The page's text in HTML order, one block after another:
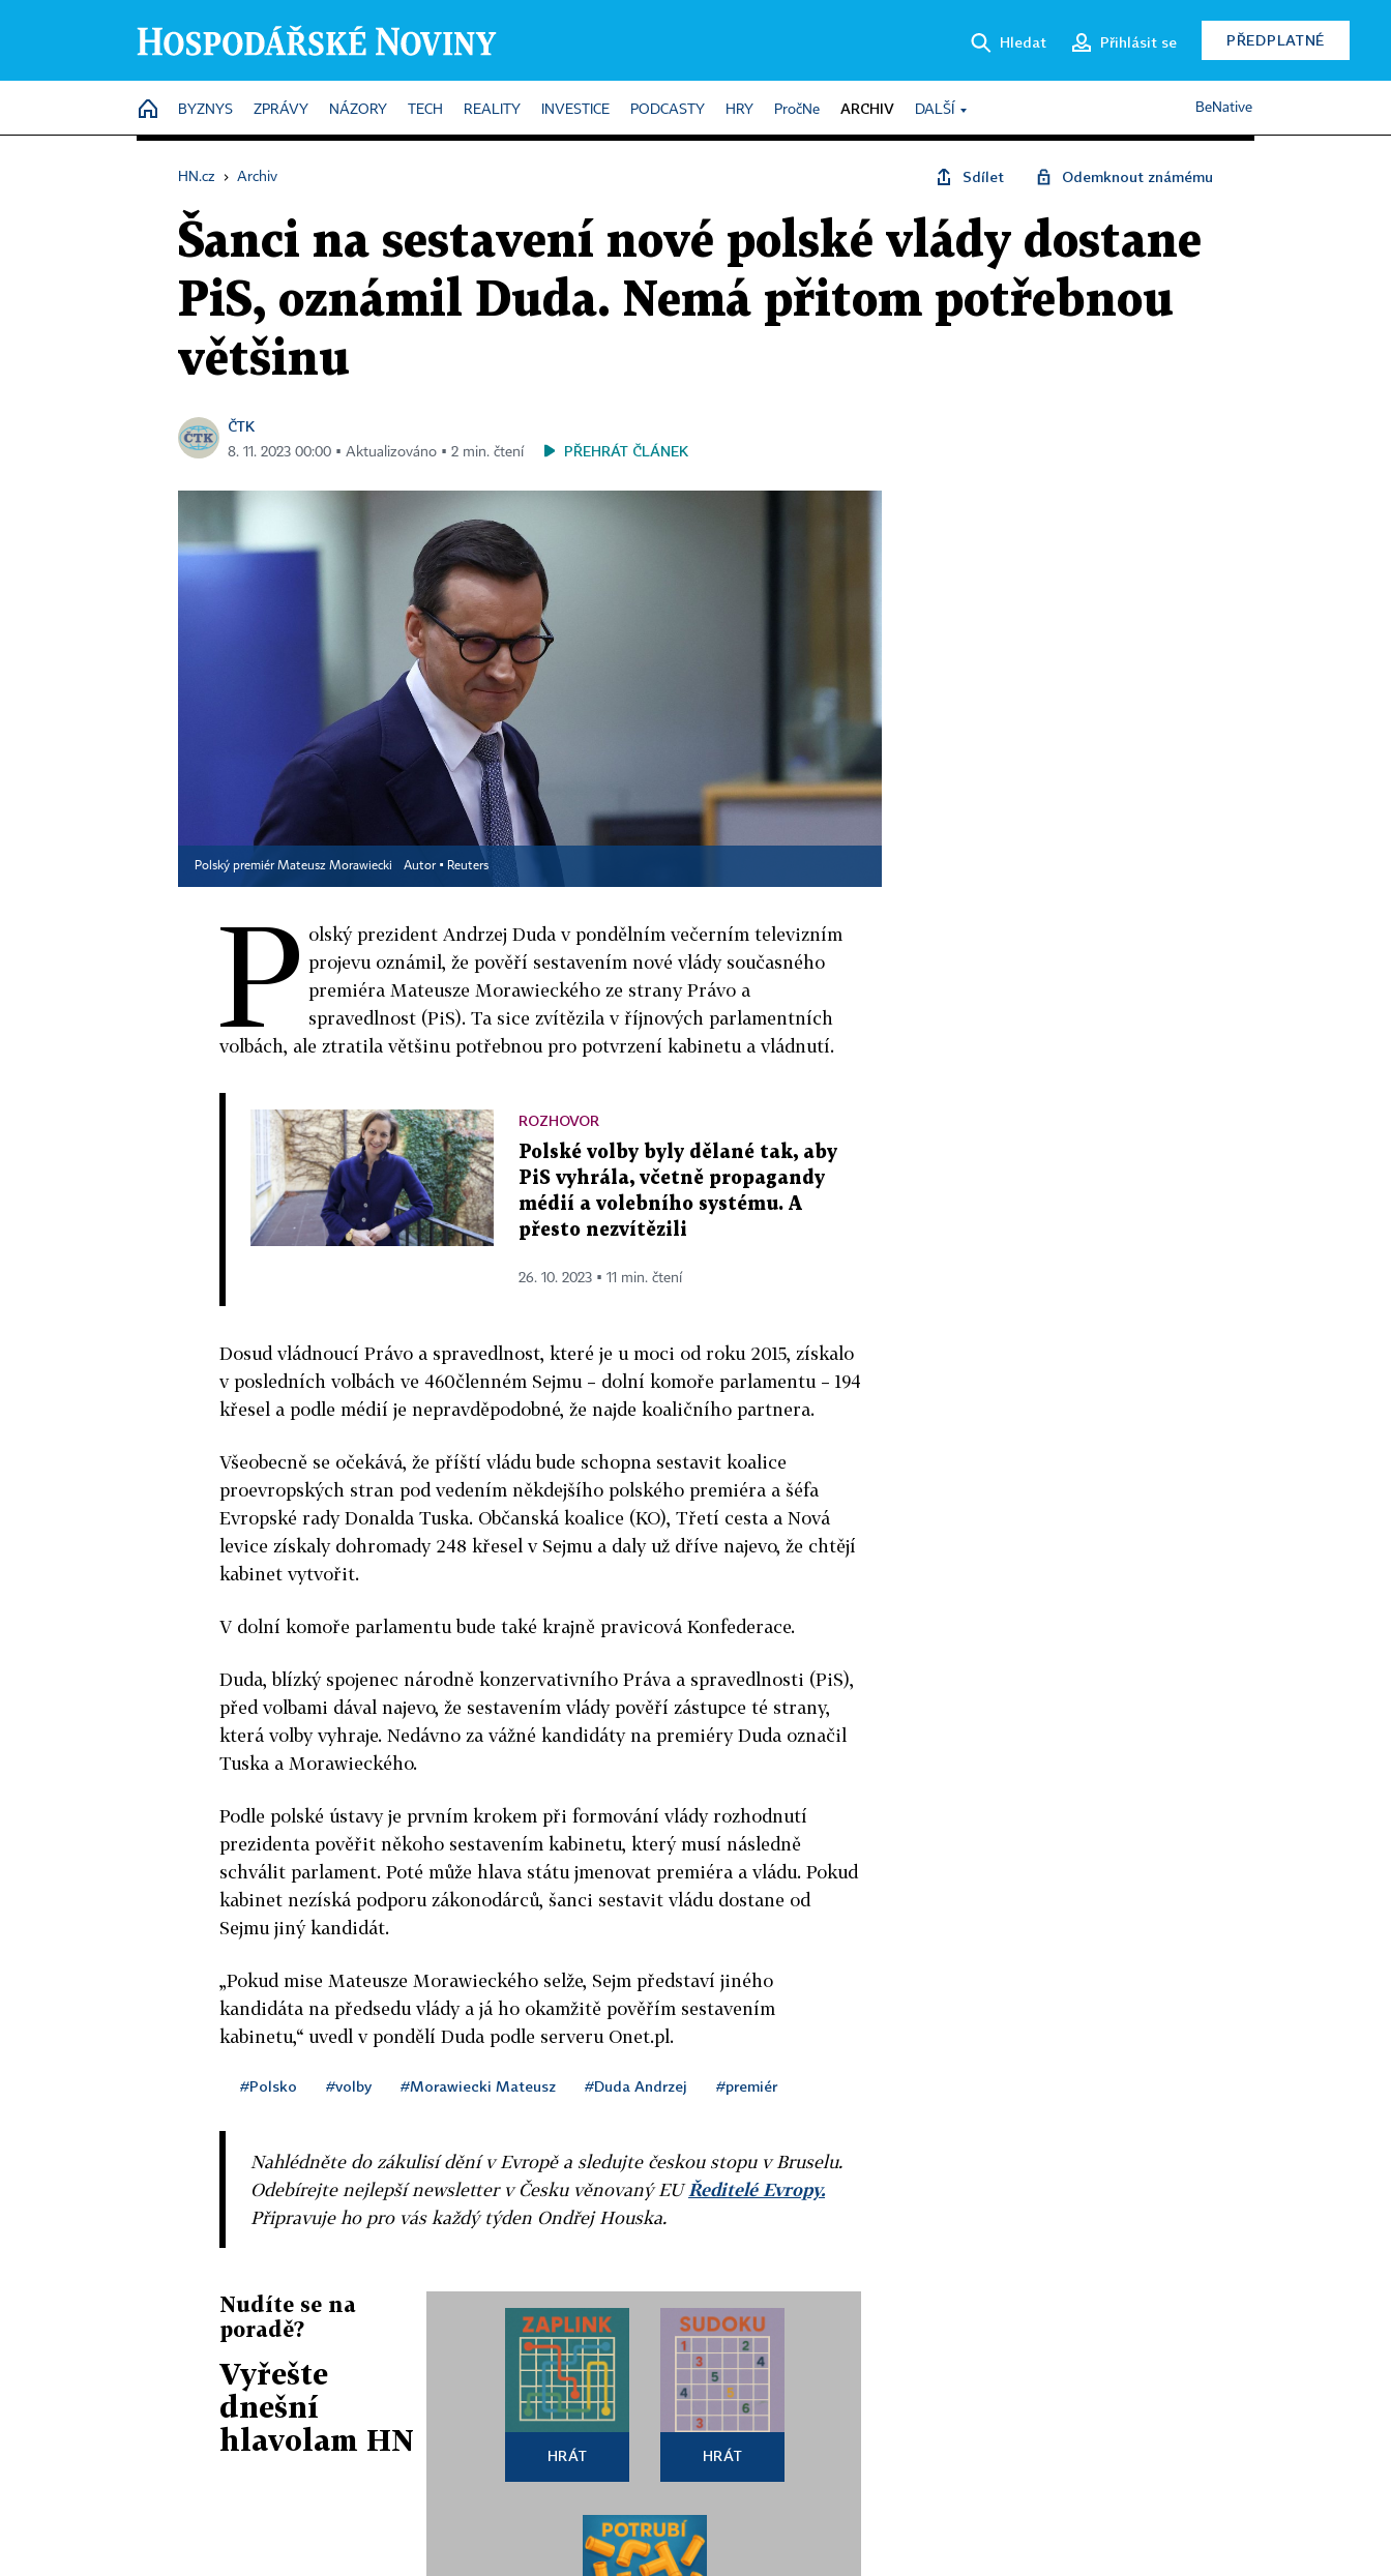
Hledat Přihlásit se PŘEDPLATNÉ
HOME
BYZNYS ZPRÁVY NÁZORY TECH REALITY INVESTICE PODCASTY HRY PročNe ARCHIV DALŠÍ BeNative
HN.cz › Archiv Sdílet Odemknout známému
Šanci na sestavení nové polské vlády dostane
PiS, oznámil Duda. Nemá přitom potřebnou
většinu
ČTK
8. 11. 2023 00:00 ▪ Aktualizováno ▪ 2 min. čtení PŘEHRÁT ČLÁNEK
Polský premiér Mateusz Morawiecki Autor ▪ Reuters
P olský prezident Andrzej Duda v pondělním večerním televizním
projevu oznámil, že pověří sestavením nové vlády současného
premiéra Mateusze Morawieckého ze strany Právo a
spravedlnost (PiS). Ta sice zvítězila v říjnových parlamentních
volbách, ale ztratila většinu potřebnou pro potvrzení kabinetu a vládnutí.
ROZHOVOR
Polské volby byly dělané tak, aby
PiS vyhrála, včetně propagandy
médií a volebního systému. A
přesto nezvítězili
26. 10. 2023 ▪ 11 min. čtení
Dosud vládnoucí Právo a spravedlnost, které je u moci od roku 2015, získalo
v posledních volbách ve 460členném Sejmu – dolní komoře parlamentu – 194
křesel a podle médií je nepravděpodobné, že najde koaličního partnera.
Všeobecně se očekává, že příští vládu bude schopna sestavit koalice
proevropských stran pod vedením někdejšího polského premiéra a šéfa
Evropské rady Donalda Tuska. Občanská koalice (KO), Třetí cesta a Nová
levice získaly dohromady 248 křesel v Sejmu a daly už dříve najevo, že chtějí
kabinet vytvořit.
V dolní komoře parlamentu bude také krajně pravicová Konfederace.
Duda, blízký spojenec národně konzervativního Práva a spravedlnosti (PiS),
před volbami dával najevo, že sestavením vlády pověří zástupce té strany,
která volby vyhraje. Nedávno za vážné kandidáty na premiéry Duda označil
Tuska a Morawieckého.
Podle polské ústavy je prvním krokem při formování vlády rozhodnutí
prezidenta pověřit někoho sestavením kabinetu, který musí následně
schválit parlament. Poté může hlava státu jmenovat premiéra a vládu. Pokud
kabinet nezíská podporu zákonodárců, šanci sestavit vládu dostane od
Sejmu jiný kandidát.
„Pokud mise Mateusze Morawieckého selže, Sejm představí jiného
kandidáta na předsedu vlády a já ho okamžitě pověřím sestavením
kabinetu,“ uvedl v pondělí Duda podle serveru Onet.pl.
#Polsko #volby #Morawiecki Mateusz #Duda Andrzej #premiér
Nahlédněte do zákulisí dění v Evropě a sledujte českou stopu v Bruselu.
Odebírejte nejlepší newsletter v Česku věnovaný EUŘeditelé Evropy.
Připravuje ho pro vás každý týden Ondřej Houska.
Nudíte se na
poradě?
Vyřešte
dnešní
hlavolam HN
HRÁT HRÁT